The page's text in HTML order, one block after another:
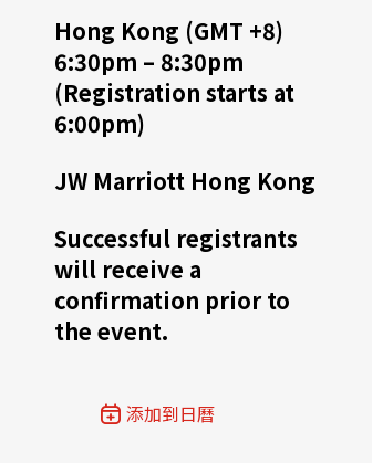
常見問題 商業機遇﹕政
FintechHK
Hong Kong (GMT +8)
6:30pm – 8:30pm
(Registration starts at
6:00pm)
JW Marriott Hong Kong
Successful registrants
will receive a
confirmation prior to
the event.
添加到日曆